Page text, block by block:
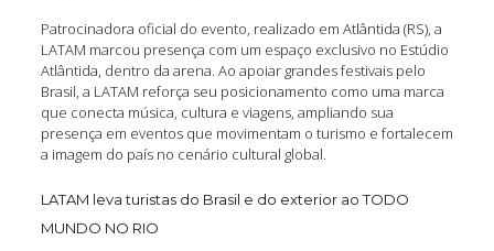
Patrocinadora oficial do evento, realizado em Atlântida (RS), a
LATAM marcou presença com um espaço exclusivo no Estúdio
Atlântida, dentro da arena. Ao apoiar grandes festivais pelo
Brasil, a LATAM reforça seu posicionamento como uma marca
que conecta música, cultura e viagens, ampliando sua
presença em eventos que movimentam o turismo e fortalecem
a imagem do país no cenário cultural global.
LATAM leva turistas do Brasil e do exterior ao TODO
MUNDO NO RIO